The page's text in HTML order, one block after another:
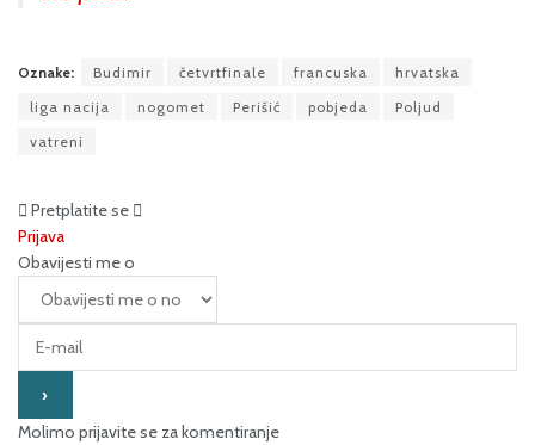
Oznake: Budimir četvrtfinale francuska
hrvatska
liga nacija
nogomet Perišić pobjeda
Poljud
vatreni
Pretplatite se
Prijava
Obavijesti me o
Molimo prijavite se za komentiranje